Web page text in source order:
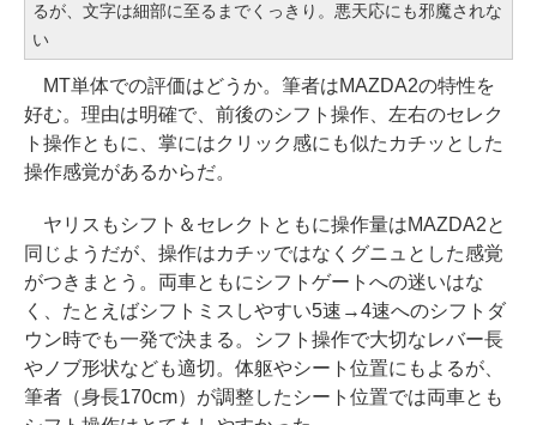
るが、文字は細部に至るまでくっきり。悪天応にも邪魔されな
い
MT単体での評価はどうか。筆者はMAZDA2の特性を
好む。理由は明確で、前後のシフト操作、左右のセレク
ト操作ともに、掌にはクリック感にも似たカチッとした
操作感覚があるからだ。
ヤリスもシフト＆セレクトともに操作量はMAZDA2と
同じようだが、操作はカチッではなくグニュとした感覚
がつきまとう。両車ともにシフトゲートへの迷いはな
く、たとえばシフトミスしやすい5速→4速へのシフトダ
ウン時でも一発で決まる。シフト操作で大切なレバー長
やノブ形状なども適切。体躯やシート位置にもよるが、
筆者（身長170cm）が調整したシート位置では両車とも